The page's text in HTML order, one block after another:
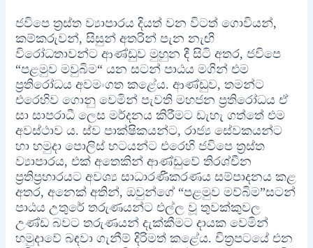
ජවිපෙ ත්‍රස්ත ව්‍යාපාරය දියත් වන විටත් ගොවියන්,
කම්කරුවන්, සිසුන් අතරින් පැන නැඟි
විරෝධතාවන්ට ආණ්ඩුව මුහුන දී සිටි අතර, ජවිපෙ
“පළමුව මවුබිම“ යන සටන් පාඨය මගින් එම
ප්‍රතිරෝධය අවමංගත කළේය. ආණ්ඩුව, තමන්ට
එරෙහිව ගොනු වෙමින් පැවති මහජන ප්‍රතිරෝධය ඒ
සා සාපරාධී ලෙස මර්දනය කිරීමට ඩැහැ ගත්තේ එම
අවස්ථාව ය. ස්ව පාක්ෂිකයන්ට, රාජ්‍ය සේවකයන්ට
හා හමුදා පොලිස් භටයන්ට එරෙහි ජවිපෙ ත්‍රස්ත
ව්‍යාපාරය, එක් අතෙකින් ආණ්ඩුවේ තිරශ්චීන
ප්‍රතිප්‍රහාරයට අවශ්‍ය සාධාරණීකරණය සම්පාදනය කළ
අතර, අනෙක් අතින්, ඔවුන්ගේ “පළමුව මව්බිම”සටන්
පාඨය උතුරේ තරුණයන්ට එල්ල වූ තුවක්කුවල
උණ්ඩ බවට තරුණයන් දැක්කීමට දායක වෙමින්
හමුදාවේ බඳවා ගැනීම් දිරිමත් කළේය. චිත්‍රපටයේ එන